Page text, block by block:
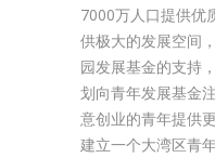
7000万人口提供优
供极大的发展空间
园发展基金的支持
划向青年发展基金
意创业的青年提供
建立一个大湾区青